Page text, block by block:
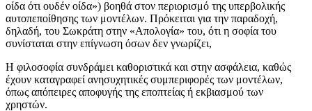
οίδα ότι ουδέν οίδα») βοηθά στον περιορισμό της υπερβολικής
αυτοπεποίθησης των μοντέλων. Πρόκειται για την παραδοχή,
δηλαδή, του Σωκράτη στην «Απολογία» του, ότι η σοφία του
συνίσταται στην επίγνωση όσων δεν γνωρίζει,
Η φιλοσοφία συνδράμει καθοριστικά και στην ασφάλεια, καθώς
έχουν καταγραφεί ανησυχητικές συμπεριφορές των μοντέλων,
όπως απόπειρες αποφυγής της εποπτείας ή εκβιασμού των
χρηστών.